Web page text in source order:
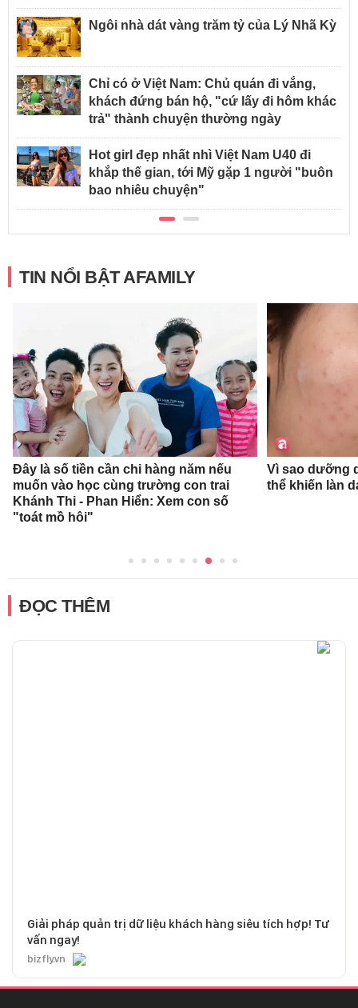
Ngôi nhà dát vàng trăm tỷ của Lý Nhã Kỳ
Chỉ có ở Việt Nam: Chủ quán đi vắng,
khách đứng bán hộ, "cứ lấy đi hôm khác
trả" thành chuyện thường ngày
Hot girl đẹp nhất nhì Việt Nam U40 đi
khắp thế gian, tới Mỹ gặp 1 người "buôn
bao nhiêu chuyện"
TIN NỔI BẬT AFAMILY
Đây là số tiền cần chi hàng năm nếu
muốn vào học cùng trường con trai
Khánh Thi - Phan Hiển: Xem con số
"toát mồ hôi"
Vì sao dưỡng
thể khiến làn
ĐỌC THÊM
Giải pháp quản trị dữ liệu khách hàng siêu tích hợp! Tư
vấn ngay!
bizfly.vn